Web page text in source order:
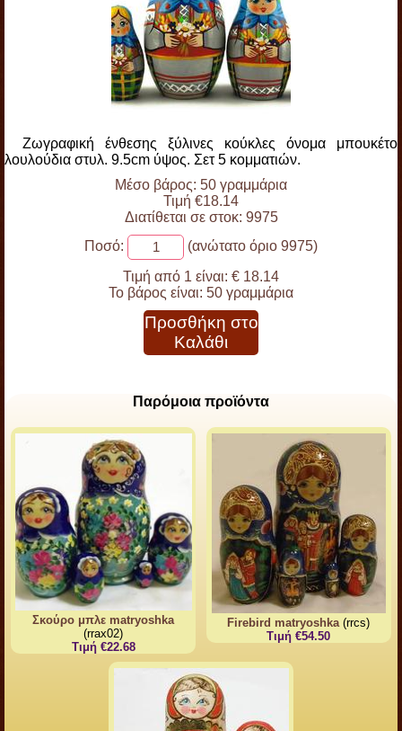
Ζωγραφική ένθεσης ξύλινες κούκλες όνομα μπουκέτο
λουλούδια στυλ. 9.5cm ύψος. Σετ 5 κομματιών.
Μέσο βάρος: 50 γραμμάρια
Τιμή €18.14
Διατίθεται σε στοκ: 9975
Ποσό:
(ανώτατο όριο 9975)
Τιμή από 1 είναι: € 18.14
Το βάρος είναι: 50 γραμμάρια
Προσθήκη στο
Καλάθι
Παρόμοια προϊόντα
Σκούρο μπλε matryoshka
(rrax02)
Τιμή €22.68
Firebird matryoshka(rrcs)
Τιμή €54.50